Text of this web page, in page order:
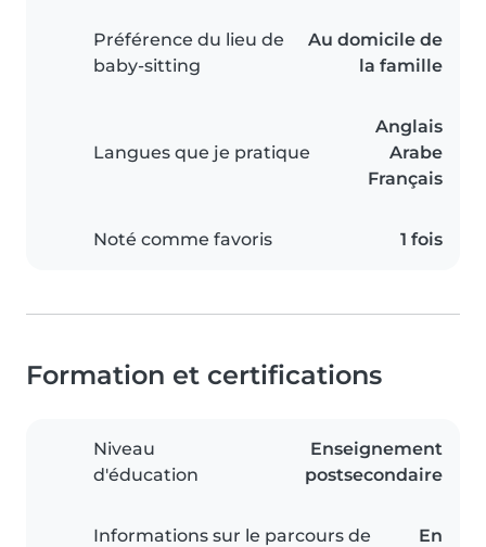
Préférence du lieu de
baby-sitting
Au domicile de
la famille
Langues que je pratique
Anglais
Arabe
Français
Noté comme favoris 1 fois
Formation et certifications
Niveau
d'éducation
Enseignement
postsecondaire
Informations sur le parcours de
En